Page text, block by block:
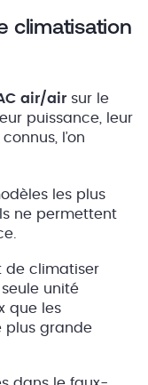
climatisation
air/air sur le
puissance, leur
l’on
les plus
ne permettent
de climatiser
unité
que les
plus grande